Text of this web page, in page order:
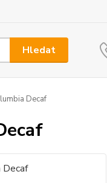
Hledat
Decaf